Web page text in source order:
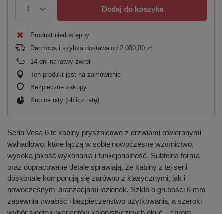
Dodaj do koszyka
Produkt niedostępny
Darmowa i szybka dostawa od 2 000,00 zł
14 dni na łatwy zwrot
Ten produkt jest na zamówienie
Bezpieczne zakupy
Kup na raty (oblicz ratę)
Seria Vesa 6 to kabiny prysznicowe z drzwiami otwieranymi
wahadłowo, które łączą w sobie nowoczesne wzornictwo,
wysoką jakość wykonania i funkcjonalność. Subtelna forma
oraz dopracowane detale sprawiają, że kabiny z tej serii
doskonale komponują się zarówno z klasycznymi, jak i
nowoczesnymi aranżacjami łazienek. Szkło o grubości 6 mm
zapewnia trwałość i bezpieczeństwo użytkowania, a szeroki
wybór siedmiu wariantów kolorystycznych okuć – chrom